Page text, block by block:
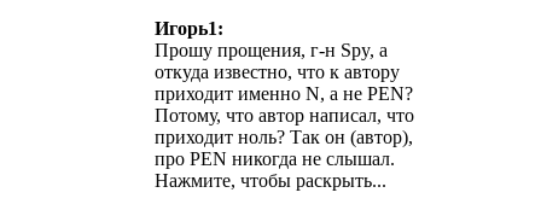
Игорь1:
Прошу прощения, г-н Spy, а
откуда известно, что к автору
приходит именно N, а не PEN?
Потому, что автор написал, что
приходит ноль? Так он (автор),
про PEN никогда не слышал.
Нажмите, чтобы раскрыть...